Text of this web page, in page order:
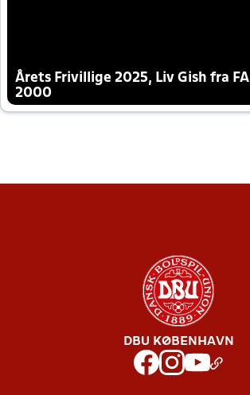
Årets Frivillige 2025, Liv Gish fra FA
2000
DBU KØBENHAVN